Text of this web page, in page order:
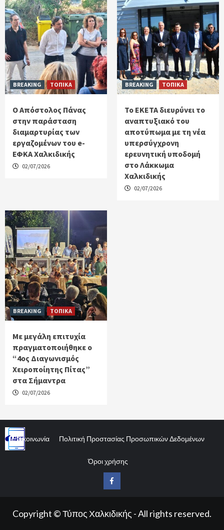
BREAKING ΤΟΠΙΚΑ
Ο Απόστολος Πάνας
στην παράσταση
διαμαρτυρίας των
εργαζομένων του e-
ΕΦΚΑ Χαλκιδικής
02/07/2026
BREAKING ΤΟΠΙΚΑ
Το ΕΚΕΤΑ διευρύνει το
αναπτυξιακό του
αποτύπωμα με τη νέα
υπερσύγχρονη
ερευνητική υποδομή
στο Λάκκωμα
Χαλκιδικής
02/07/2026
BREAKING ΤΟΠΙΚΑ
Με μεγάλη επιτυχία
πραγματοποιήθηκε ο
“4ος Διαγωνισμός
Χειροποίητης Πίτας”
στα Σήμαντρα
02/07/2026
Επικοινωνία Πολιτική Προστασίας Προσωπικών Δεδομένων
Όροι χρήσης
Facebook
Copyright © Τύπος Χαλκιδικής - All rights reserved.